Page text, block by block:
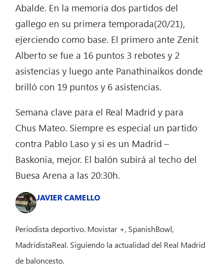
Abalde. En la memoria dos partidos del
gallego en su primera temporada(20/21),
ejerciendo como base. El primero ante Zenit
Alberto se fue a 16 puntos 3 rebotes y 2
asistencias y luego ante Panathinaikos donde
brilló con 19 puntos y 6 asistencias.
Semana clave para el Real Madrid y para
Chus Mateo. Siempre es especial un partido
contra Pablo Laso y si es un Madrid –
Baskonia, mejor. El balón subirá al techo del
Buesa Arena a las 20:30h.
JAVIER CAMELLO
Periodista deportivo. Movistar +, SpanishBowl,
MadridistaReal. Siguiendo la actualidad del Real Madrid
de baloncesto.